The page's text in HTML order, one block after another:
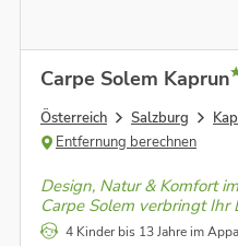
Carpe Solem Kaprun
Österreich Salzburg
Entfernung berechnen
Design, Natur & Komfort
Carpe Solem verbringt
Atmosphäre. Die
4 Kinder bis 13 Jahre im